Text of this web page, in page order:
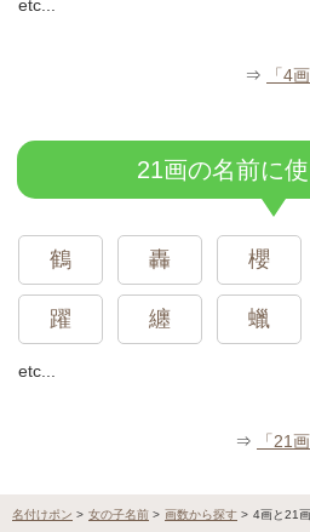
etc...
⇒ 「4
21画の名前に
鶴 轟 櫻
躍 纏 蠟
etc...
⇒ 「21
名付けポン > 女の子名前 > 画数から探す > 4画と21